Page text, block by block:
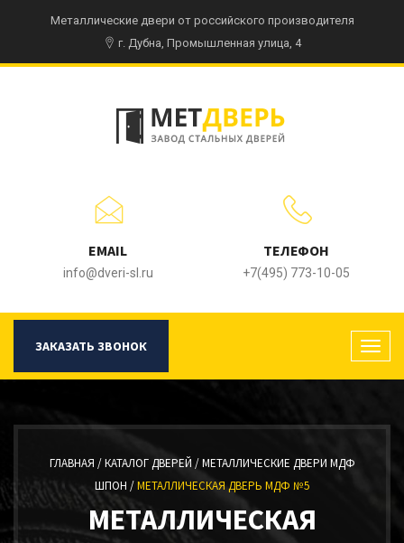
Металлические двери от российского производителя
г. Дубна, Промышленная улица, 4
EMAIL
info@dveri-sl.ru
ТЕЛЕФОН
+7(495) 773-10-05
ЗАКАЗАТЬ ЗВОНОК
ГЛАВНАЯ /КАТАЛОГ ДВЕРЕЙ /МЕТАЛЛИЧЕСКИЕ ДВЕРИ МДФ
ШПОН /МЕТАЛЛИЧЕСКАЯ ДВЕРЬ МДФ №5
МЕТАЛЛИЧЕСКАЯ